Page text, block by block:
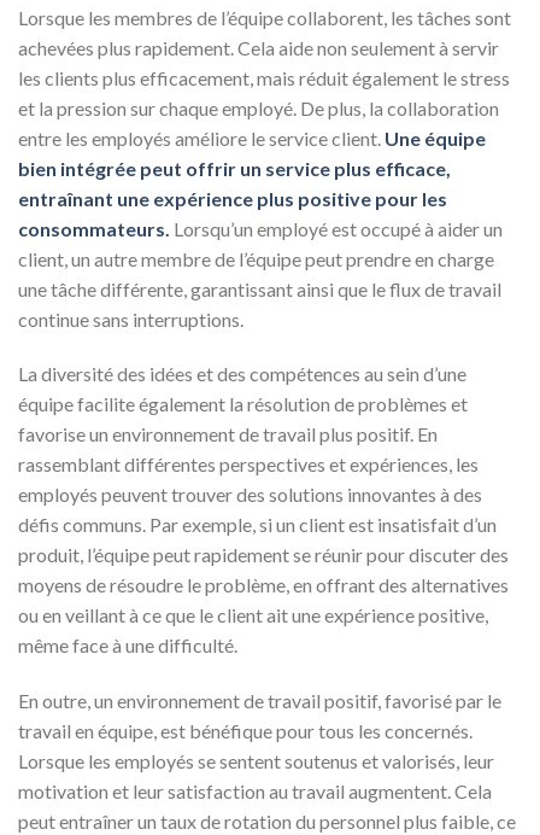
Lorsque les membres de l’équipe collaborent, les tâches sont
achevées plus rapidement. Cela aide non seulement à servir
les clients plus efficacement, mais réduit également le stress
et la pression sur chaque employé. De plus, la collaboration
entre les employés améliore le service client. Une équipe
bien intégrée peut offrir un service plus efficace,
entraînant une expérience plus positive pour les
consommateurs. Lorsqu’un employé est occupé à aider un
client, un autre membre de l’équipe peut prendre en charge
une tâche différente, garantissant ainsi que le flux de travail
continue sans interruptions.
La diversité des idées et des compétences au sein d’une
équipe facilite également la résolution de problèmes et
favorise un environnement de travail plus positif. En
rassemblant différentes perspectives et expériences, les
employés peuvent trouver des solutions innovantes à des
défis communs. Par exemple, si un client est insatisfait d’un
produit, l’équipe peut rapidement se réunir pour discuter des
moyens de résoudre le problème, en offrant des alternatives
ou en veillant à ce que le client ait une expérience positive,
même face à une difficulté.
En outre, un environnement de travail positif, favorisé par le
travail en équipe, est bénéfique pour tous les concernés.
Lorsque les employés se sentent soutenus et valorisés, leur
motivation et leur satisfaction au travail augmentent. Cela
peut entraîner un taux de rotation du personnel plus faible, ce